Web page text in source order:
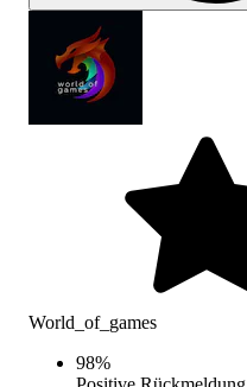
World_of_games
98%